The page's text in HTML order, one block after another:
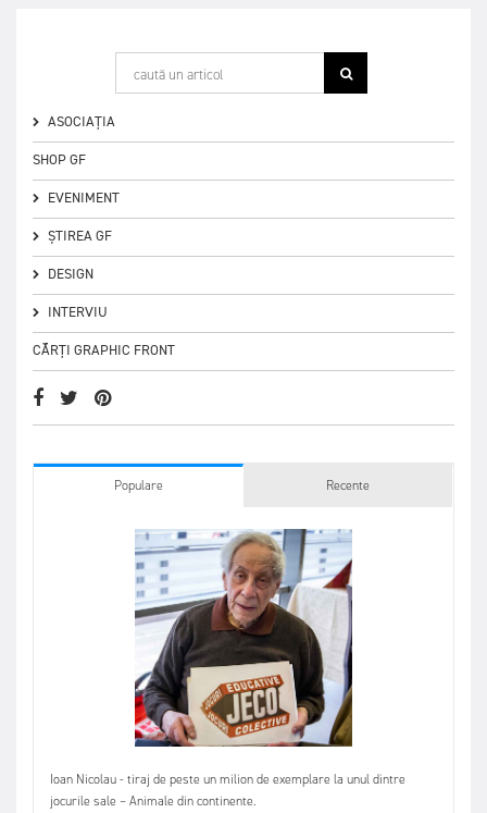
ASOCIAȚIA
SHOP GF
EVENIMENT
ȘTIREA GF
DESIGN
INTERVIU
CĂRȚI GRAPHIC FRONT
Populare Recente
Ioan Nicolau - tiraj de peste un milion de exemplare la unul dintre
jocurile sale – Animale din continente.